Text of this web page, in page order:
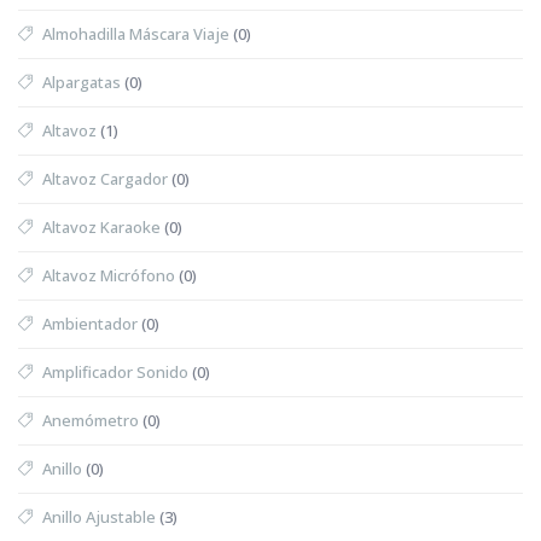
Almohadilla Máscara Viaje (0)
Alpargatas (0)
Altavoz (1)
Altavoz Cargador(0)
Altavoz Karaoke (0)
Altavoz Micrófono (0)
Ambientador(0)
Amplificador Sonido (0)
Anemómetro (0)
Anillo (0)
Anillo Ajustable (3)